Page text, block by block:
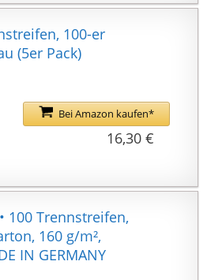
100-er
(5er Pack)
Bei Amazon kaufen*
16,30 €
100 Trennstreifen,
160 g/m²,
IN GERMANY